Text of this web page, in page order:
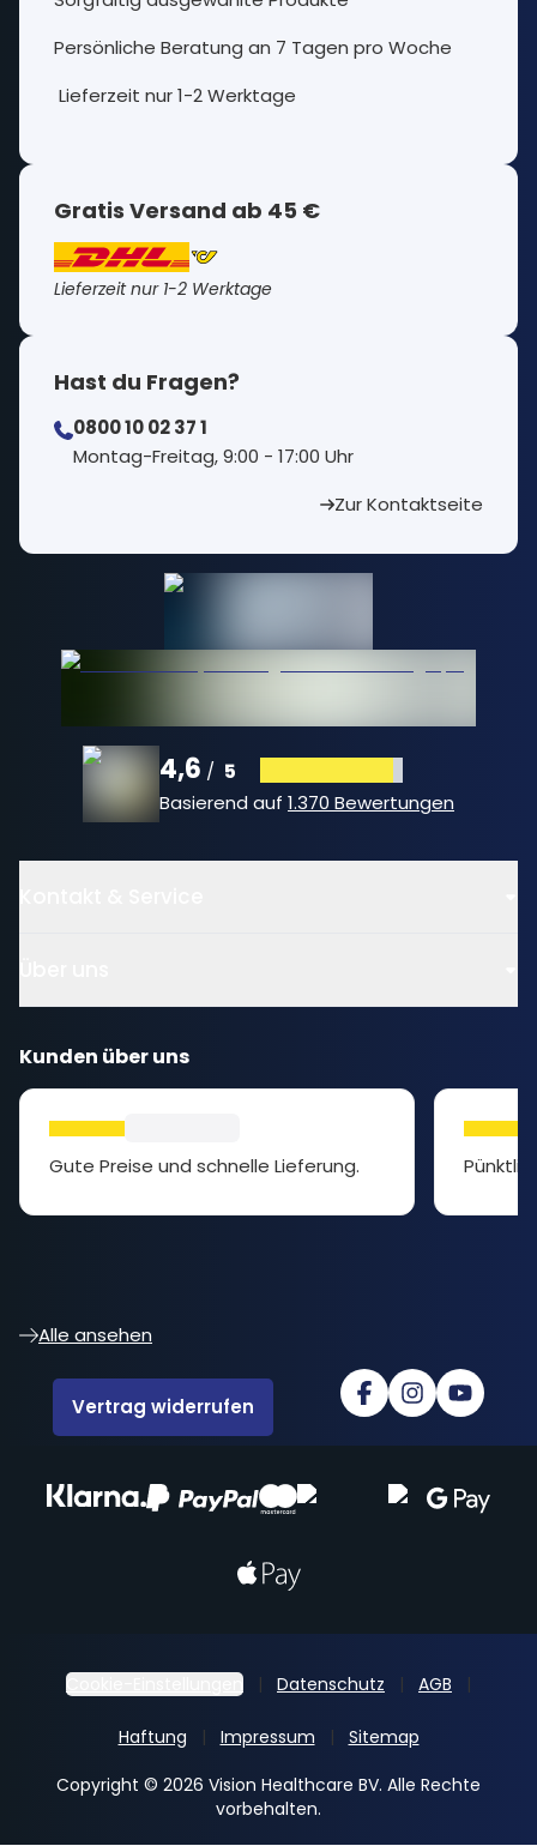
Persönliche Beratung an 7 Tagen pro Woche
Lieferzeit nur 1-2 Werktage
Gratis Versand ab 45 €
Lieferzeit nur 1-2 Werktage
Hast du Fragen?
0800 10 02 37 1
⁠Montag-Freitag, 9:00 - 17:00 Uhr
Zur Kontaktseite
4,6 / 5
Basierend auf 1.370 Bewertungen
Kunden über uns
Gute Preise und schnelle Lieferung.
Alle ansehen
Vertrag widerrufen
Cookie-Einstellungen Datenschutz AGB
Haftung Impressum
Sitemap
Copyright © 2026 Vision Healthcare BV. Alle Rechte
vorbehalten.